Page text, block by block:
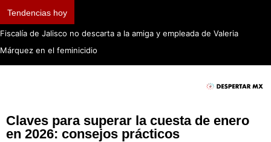
Tendencias hoy
Fiscalía de Jalisco no descarta a la amiga y empleada de Valeria
Márquez en el feminicidio
Claves para superar la cuesta de enero
en 2026: consejos prácticos